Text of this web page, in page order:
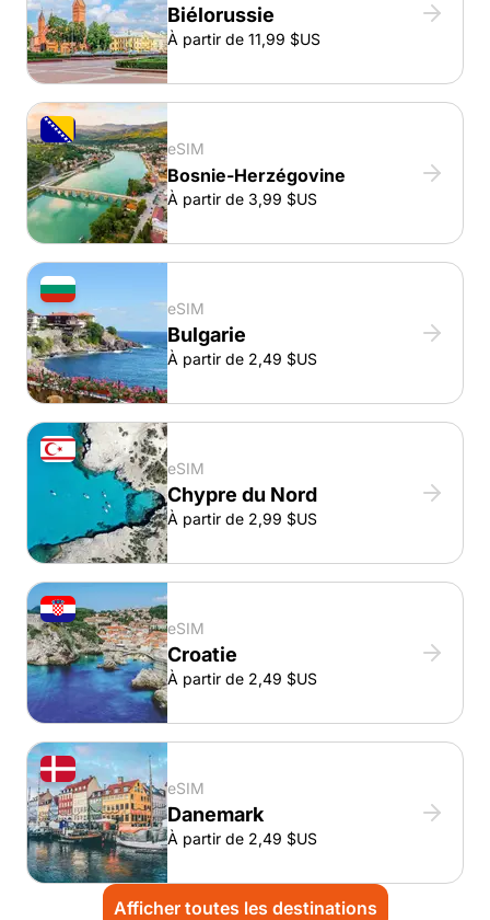
Biélorussie
À partir de 11,99 $US
eSIM
Bosnie-Herzégovine
À partir de 3,99 $US
eSIM
Bulgarie
À partir de 2,49 $US
eSIM
Chypre du Nord
À partir de 2,99 $US
eSIM
Croatie
À partir de 2,49 $US
eSIM
Danemark
À partir de 2,49 $US
Afficher toutes les destinations